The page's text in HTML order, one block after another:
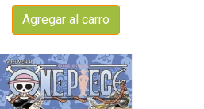
Agregar al carro